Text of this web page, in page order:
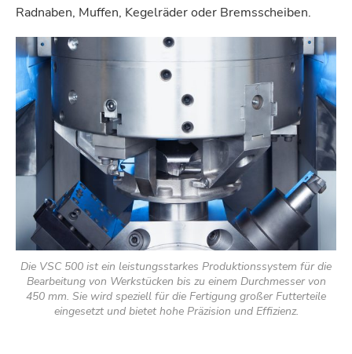
Radnaben, Muffen, Kegelräder oder Bremsscheiben.
Die VSC 500 ist ein leistungsstarkes Produktionssystem für die
Bearbeitung von Werkstücken bis zu einem Durchmesser von
450 mm. Sie wird speziell für die Fertigung großer Futterteile
eingesetzt und bietet hohe Präzision und Effizienz.